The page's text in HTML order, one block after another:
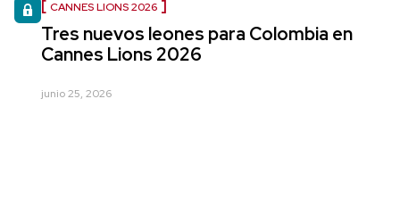
CANNES LIONS 2026
Tres nuevos leones para Colombia en
Cannes Lions 2026
junio 25, 2026